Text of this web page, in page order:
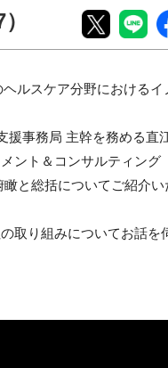
ルスケア分野におけるイ
援事務局 主幹を務める直
ント＆コンサルティング
と総括についてご紹介い
取り組みについてお話を